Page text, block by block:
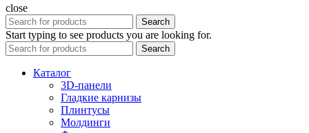
close
Search
Start typing to see products you are looking for.
Search
Каталог
3D-панели
Гладкие карнизы
Плинтусы
Молдинги